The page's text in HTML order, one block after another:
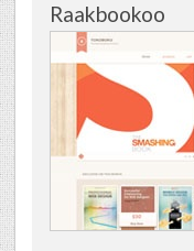
Raakbookoo